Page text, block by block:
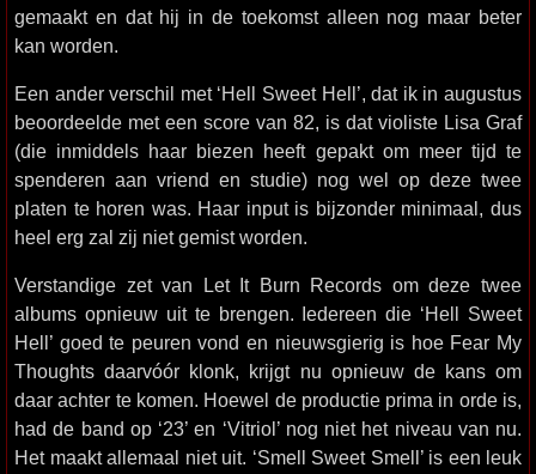
gemaakt en dat hij in de toekomst alleen nog maar beter
kan worden.
Een ander verschil met ‘Hell Sweet Hell’, dat ik in augustus
beoordeelde met een score van 82, is dat violiste Lisa Graf
(die inmiddels haar biezen heeft gepakt om meer tijd te
spenderen aan vriend en studie) nog wel op deze twee
platen te horen was. Haar input is bijzonder minimaal, dus
heel erg zal zij niet gemist worden.
Verstandige zet van Let It Burn Records om deze twee
albums opnieuw uit te brengen. Iedereen die ‘Hell Sweet
Hell’ goed te peuren vond en nieuwsgierig is hoe Fear My
Thoughts daarvóór klonk, krijgt nu opnieuw de kans om
daar achter te komen. Hoewel de productie prima in orde is,
had de band op ‘23’ en ‘Vitriol’ nog niet het niveau van nu.
Het maakt allemaal niet uit. ‘Smell Sweet Smell’ is een leuk